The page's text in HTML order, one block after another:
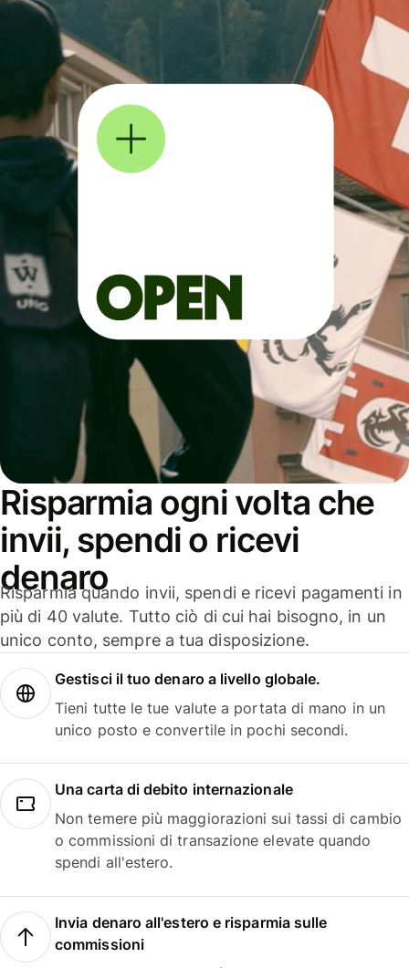
Risparmia ogni volta che
invii, spendi o ricevi
denaro
Risparmia quando invii, spendi e ricevi pagamenti in
più di 40 valute. Tutto ciò di cui hai bisogno, in un
unico conto, sempre a tua disposizione.
Gestisci il tuo denaro a livello globale.
Tieni tutte le tue valute a portata di mano in un
unico posto e convertile in pochi secondi.
Una carta di debito internazionale
Non temere più maggiorazioni sui tassi di cambio
o commissioni di transazione elevate quando
spendi all'estero.
Invia denaro all'estero e risparmia sulle
commissioni